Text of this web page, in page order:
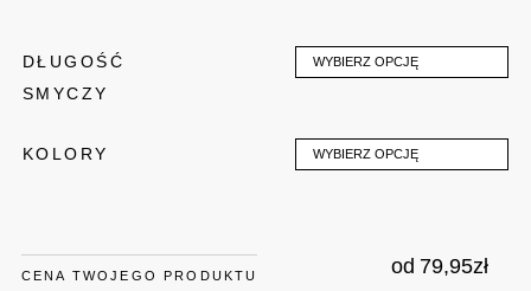
DŁUGOŚĆ
SMYCZY
WYBIERZ OPCJĘ
KOLORY WYBIERZ OPCJĘ
CENA TWOJEGO PRODUKTU od 79,95zł